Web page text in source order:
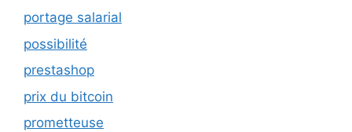
portage salarial
possibilité
prestashop
prix du bitcoin
prometteuse